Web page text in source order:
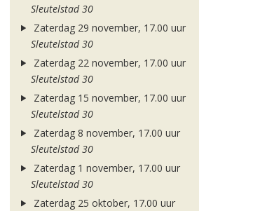
Sleutelstad 30
Zaterdag 29 november, 17.00 uur
Sleutelstad 30
Zaterdag 22 november, 17.00 uur
Sleutelstad 30
Zaterdag 15 november, 17.00 uur
Sleutelstad 30
Zaterdag 8 november, 17.00 uur
Sleutelstad 30
Zaterdag 1 november, 17.00 uur
Sleutelstad 30
Zaterdag 25 oktober, 17.00 uur